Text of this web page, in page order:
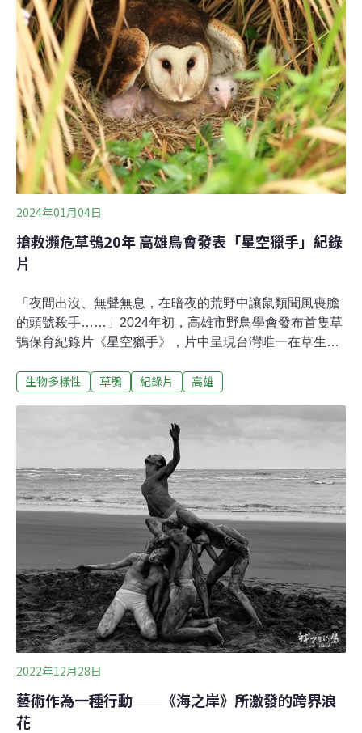
感到好奇。」劉克襄年輕時即受到鹿野忠雄的啟發，自此
半生投入生態觀察及自然寫作。他說，自己約在27歲時知
道鹿野忠雄的傳奇，讓原本念新聞系並從事文學工作的
他，開始思考自己怎麼這麼晚才接觸自然、生物學這些領
域，而鹿野忠雄則早在15歲就全然投入。他說，鹿野忠雄
從青少年時期開始採集昆蟲，19歲來台灣，在紅頭嶼待了
200多天，並在台灣研究民族學，整個過程非常精彩。在
這部紀錄片《岳人的愛情絮語－劉克襄致鹿野忠雄》中，
便記錄了劉克襄對1925年1
2024年01月04日
搶救瀕危草鴞20年 高雄鳥會發表「星空獵手」紀錄
片
「夜間出沒、無聲無息，在暗夜的荒野中讓鼠類聞風喪膽
的頭號殺手……」2024年初，高雄市野鳥學會發布首隻草
鴞保育紀錄片《星空獵手》，片中呈現台灣唯一在草生地
的草叢中不易發現，卻也因生存環境與人類生活環境重
保育之路完整呈現，呼籲重視瀕危物種的棲地保育，也希
望更多民眾認識草鴞，為台灣生物多樣性保育付出行動。
蘋果臉 猴面鷹 賞鳥人一輩子也不易見草鴞的心型臉部像
顆剖半的蘋果，也像猴子，又稱猴面鷹，主要棲息在南部
地區淺山荒野和河川高灘地。草鴞獨特可愛的臉龐一旦登
上媒體，可謂流量密碼。由於數量稀少，且生性隱密，只
在夜間出沒，要看到或拍攝這種猛禽非常不容易。跟隨高
雄鳥會草鴞小組拍攝記錄多年，導演許晉榮說，「許多鳥
友賞鳥一輩子，都不一定看過草鴞，幾乎看不見牠的存
在。且草鴞很少叫，這一點對草鴞而言，當牠的
生物多樣性 草鴞 紀錄片 高雄
2022年12月28日
藝術作為一種行動──《海之岸》所激發的跨界浪
花